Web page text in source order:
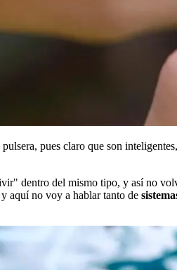
pues claro que son inteligentes,
dentro del mismo tipo, y así no
aquí no voy a hablar tanto de